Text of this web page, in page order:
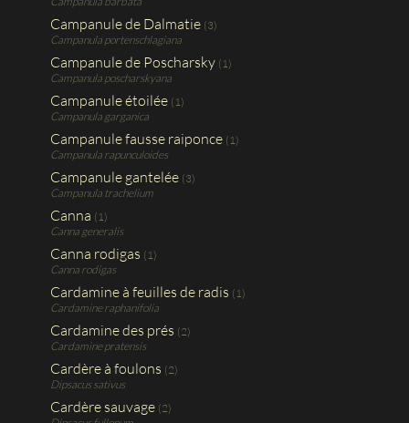
Campanule de Dalmatie (3)
Campanula portenschlagiana
Campanule de Poscharsky (1)
Campanula poscharskyana
Campanule étoilée (1)
Campanula garganica
Campanule fausse raiponce (1)
Campanula rapunculoides
Campanule gantelée (3)
Campanula trachelium
Canna (1)
Canna generalis
Canna rodigas (1)
Canna rodigas
Cardamine à feuilles de radis (1)
Cardamine raphanifolia
Cardamine des prés (2)
Cardamine pratensis
Cardère à foulons (2)
Dipsacus sativus
Cardère sauvage (2)